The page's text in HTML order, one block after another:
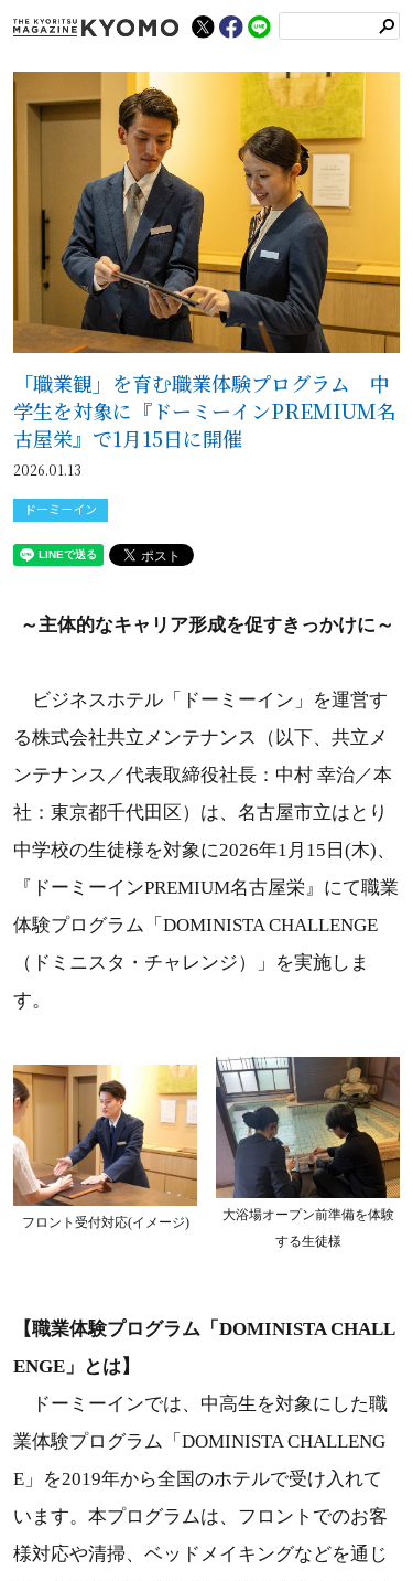
「職業観」を育む職業体験プログラム 中
学生を対象に『ドーミーインPREMIUM名
古屋栄』で1月15日に開催
2026.01.13
ドーミーイン
～主体的なキャリア形成を促すきっかけに～
ビジネスホテル「ドーミーイン」を運営す
る株式会社共立メンテナンス（以下、共立メ
ンテナンス／代表取締役社長：中村 幸治／本
社：東京都千代田区）は、名古屋市立はとり
中学校の生徒様を対象に2026年1月15日(木)、
『ドーミーインPREMIUM名古屋栄』にて職業
体験プログラム「DOMINISTA CHALLENGE
（ドミニスタ・チャレンジ）」を実施しま
す。
フロント受付対応(イメージ)
大浴場オープン前準備を体験
する生徒様
【職業体験プログラム「DOMINISTA CHALL
ENGE」とは】
ドーミーインでは、中高生を対象にした職
業体験プログラム「DOMINISTA CHALLENG
E」を2019年から全国のホテルで受け入れて
います。本プログラムは、フロントでのお客
様対応や清掃、ベッドメイキングなどを通じ